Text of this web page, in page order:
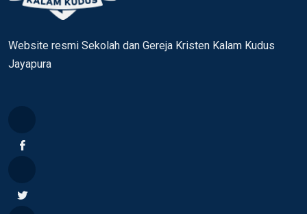
Website resmi Sekolah dan Gereja Kristen Kalam Kudus
Jayapura